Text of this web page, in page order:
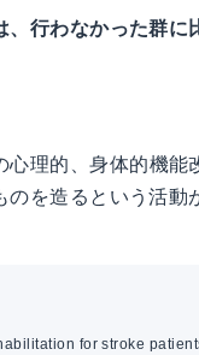
、行わなかった群
心理的、身体的機能
を造るという活
for stroke